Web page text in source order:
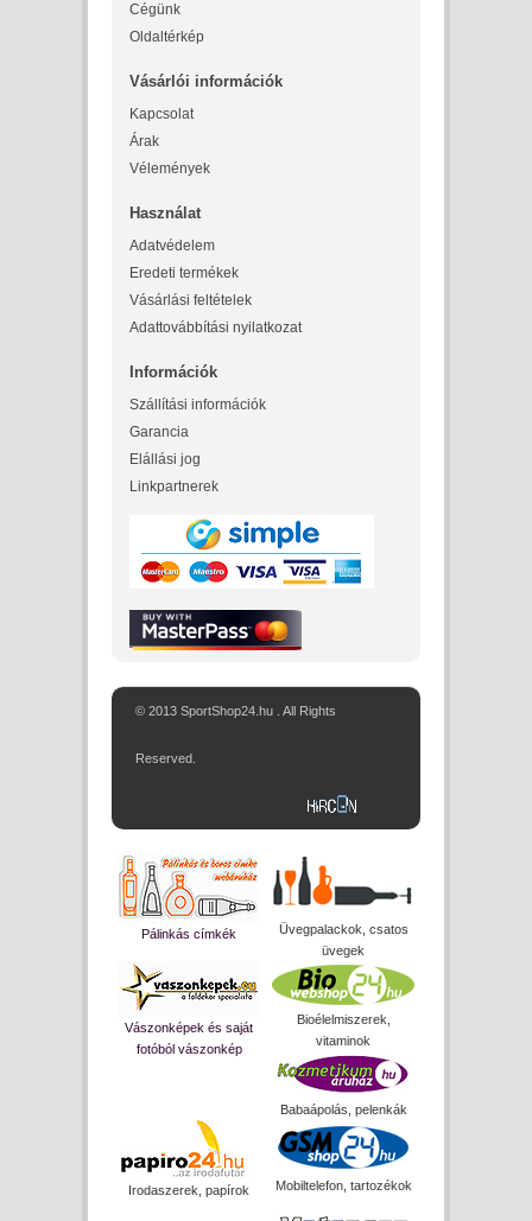
Cégünk
Oldaltérkép
Vásárlói információk
Kapcsolat
Árak
Vélemények
Használat
Adatvédelem
Eredeti termékek
Vásárlási feltételek
Adattovábbítási nyilatkozat
Információk
Szállítási információk
Garancia
Elállási jog
Linkpartnerek
© 2013 SportShop24.hu . All Rights
Reserved.
Pálinkás címkék
Üvegpalackok, csatos
üvegek
Vászonképek és saját
fotóból vászonkép
Bioélelmiszerek,
vitaminok
Babaápolás, pelenkák
Irodaszerek, papírok Mobiltelefon, tartozékok